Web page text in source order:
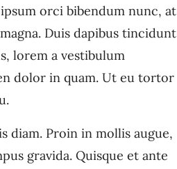
orci bibendum nunc, at
Duis dapibus tincidunt
lorem a vestibulum
dolor in quam. Ut eu tortor
diam. Proin in mollis augue,
gravida. Quisque et ante